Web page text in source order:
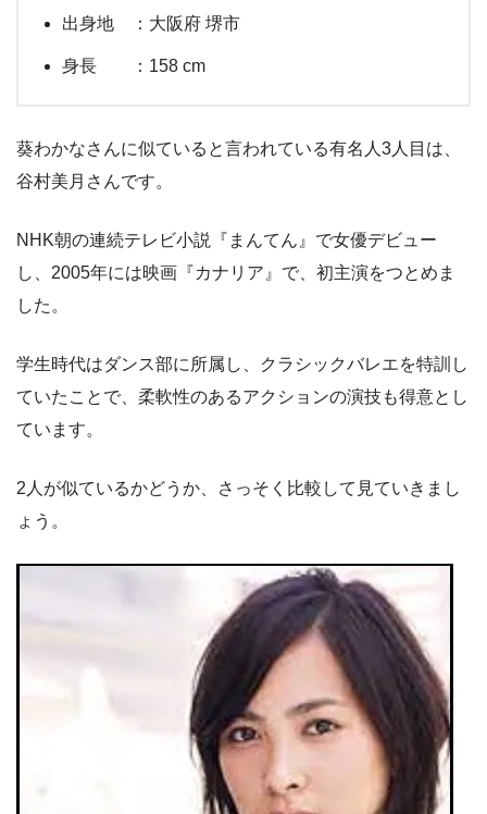
出身地 ：大阪府 堺市
身長 ：158 cm
葵わかなさんに似ていると言われている有名人3人目は、
谷村美月さんです。
NHK朝の連続テレビ小説『まんてん』で女優デビュー
し、2005年には映画『カナリア』で、初主演をつとめま
した。
学生時代はダンス部に所属し、クラシックバレエを特訓し
ていたことで、柔軟性のあるアクションの演技も得意とし
ています。
2人が似ているかどうか、さっそく比較して見ていきまし
ょう。